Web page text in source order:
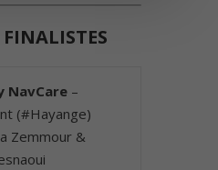
FINALISTES
NavCare –
(#Hayange)
Zemmour &